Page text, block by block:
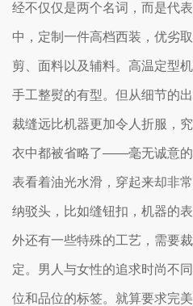
经不仅仅是两个名词，而是代
中，定制一件高档西装，优劣
剪、面料以及辅料。高温定型
手工整熨的有型。但从细节的
裁缝远比机器更加令人折服，
衣中都被省略了——毫无诚意
表看着油光水滑，穿起来却非
纳驳头，比如缝钮扣，机器的
外还有一些特殊的工艺，需要
定。男人与女性的追求时尚不
位和品位的标签。就算要求完